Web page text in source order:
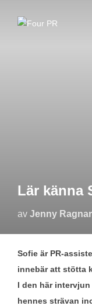
Lär känna
av Jenny
Sofie är PR-
innebär att stötta
I den här
hennes strävan